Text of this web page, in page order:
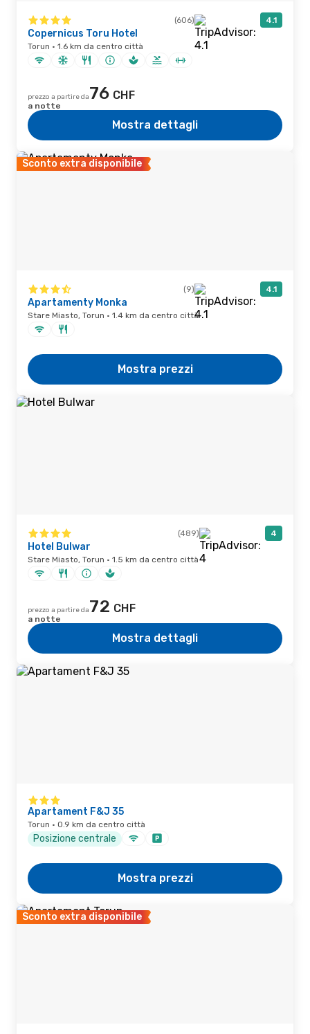
(606) 4.1
Copernicus Toru Hotel
Torun · 1.6 km da centro città
prezzo a partire da76 CHF
a notte
Mostra dettagli
Sconto extra disponibile
(9) 4.1
Apartamenty Monka
Stare Miasto, Torun · 1.4 km da centro città
Mostra prezzi
(489) 4
Hotel Bulwar
Stare Miasto, Torun · 1.5 km da centro città
prezzo a partire da72 CHF
a notte
Mostra dettagli
Apartament F&J 35
Torun · 0.9 km da centro città
Posizione centrale
Mostra prezzi
Sconto extra disponibile